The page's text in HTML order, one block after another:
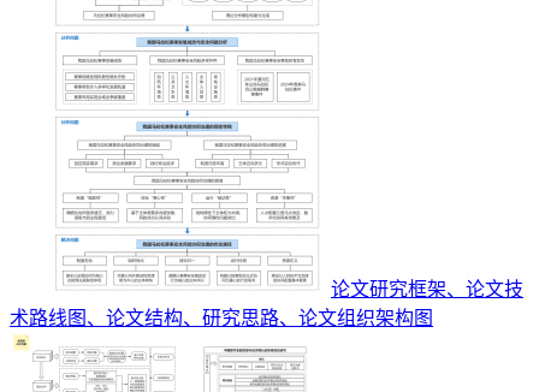
论文研究框架、论文技
术路线图、论文结构、研究思路、论文组织架构图